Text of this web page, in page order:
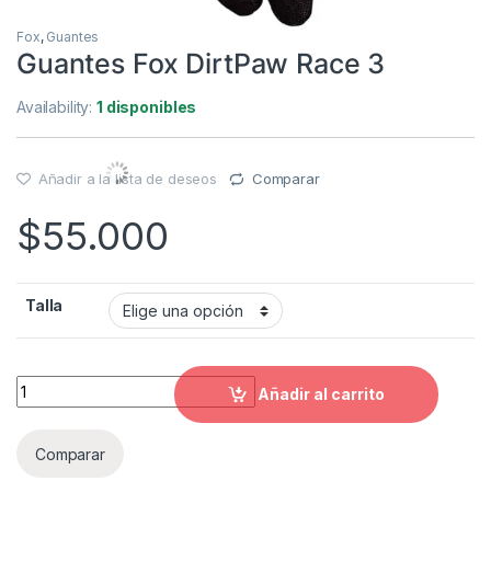
Fox, Guantes
Guantes Fox DirtPaw Race 3
Availability:1 disponibles
Añadir a la lista de deseos Comparar
$55.000
Talla
Guantes Fox DirtPaw Race 3 quantity
Añadir al carrito
Comparar